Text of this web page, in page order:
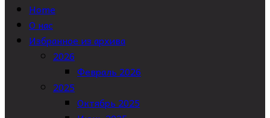
Home
О нас
Избранное из архива
2026
Февраль 2026
2025
Октябрь 2025